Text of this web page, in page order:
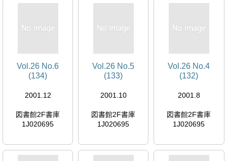
Vol.26 No.6
(134)
2001.12
図書館2F書庫
1J020695
Vol.26 No.5
(133)
2001.10
図書館2F書庫
1J020695
Vol.26 No.4
(132)
2001.8
図書館2F書庫
1J020695